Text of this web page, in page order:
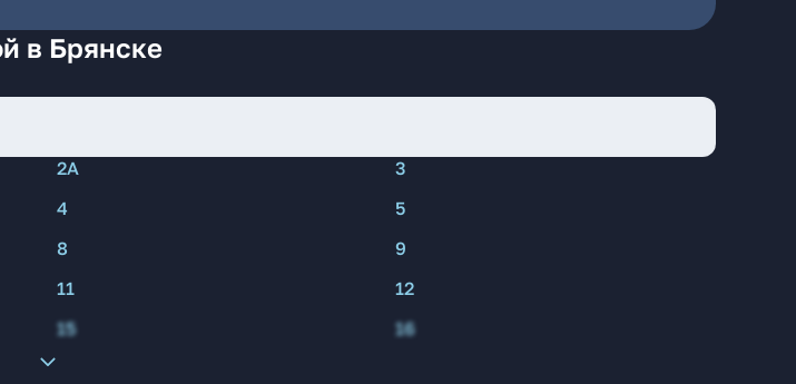
в Брянске
2А
3
4
5
8
9
11
12
15 16